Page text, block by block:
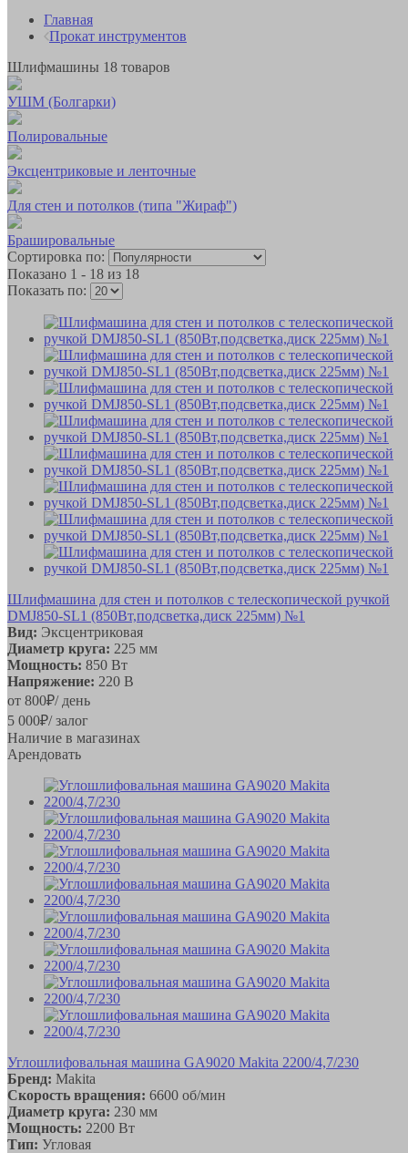
Главная
Прокат инструментов
Шлифмашины 18 товаров
УШМ (Болгарки)
Полировальные
Эксцентриковые и ленточные
Для стен и потолков (типа "Жираф")
Брашировальные
Сортировка по:
Показано 1 - 18 из 18
Показать по:
Шлифмашина для стен и потолков с телескопической ручкой
DMJ850-SL1 (850Вт,подсветка,диск 225мм) №1
Вид: Эксцентриковая
Диаметр круга: 225 мм
Мощность: 850 Вт
Напряжение: 220 В
от 800₽/ день
5 000₽/ залог
Наличие в магазинах
Арендовать
Углошлифовальная машина GA9020 Makita 2200/4,7/230
Бренд: Makita
Скорость вращения: 6600 об/мин
Диаметр круга: 230 мм
Мощность: 2200 Вт
Тип: Угловая